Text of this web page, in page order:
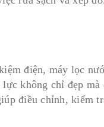
điện, máy lọc
không chỉ đẹp mà
điều chỉnh, kiểm